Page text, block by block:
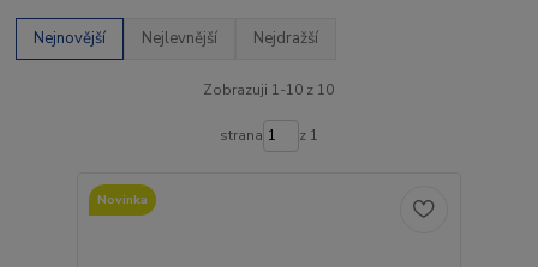
Nejnovější Nejlevnější Nejdražší
Zobrazuji 1-10 z 10
strana z 1
Novinka